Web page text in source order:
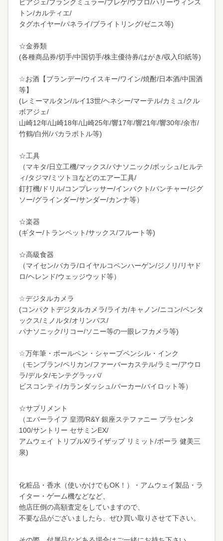
ピアジェ/フランクミュラー/ブレゲ/ウブロ/ハリーウィンス
トン/カルティエ/
タグホイヤー/パネライ/ブライトリング/ゼニス等)
☆金券類
(各種商品券/切手/中国切手/株主優待券/はがき/収入印紙等)
☆お酒【ブランデー/ウイスキー/ワイン/焼酎/日本酒/中国酒
等】
(レミーマルタン/ルイ13世/ヘネシー/マーテル/カミュ/クル
ボアジェ/
山崎12年/山崎18年/山崎25年/響17年/響21年/響30年/余市/
竹鶴/白州/バカラボトル等)
☆工具
（マキタ/日立工機/マックス/パナソニック/ボッシュ/ヒルテ
ィ/タジマ/ミツトヨなどのエアー工具/
釘打機/ドリル/コンプレッサー/インパクト/パンチャー/ジグ
ソー/グラインダー/サンダー/カンナ等）
☆楽器
(ギター/トランペット/サックス/フルート等)
☆高級食器
（マイセン/バカラ/ロイヤルコペンハーゲン/ジノリ/リヤド
ロ/ヘレンド/ウェッジウッド等）
☆デジタルカメラ
(コンパクトデジタルカメラ/ライカ/キャノン/ニコン/ペンタ
ックス/ミノルタ/オリンパス/
パナソニック/リコー/ソニー等の一眼レフカメラ等)
☆万年筆・ボールペン・シャープペンシル・インク
（モンブラン/ペリカン/ファーバーカステル/ラミー/アウロ
ラ/デルタ/モンテグラッパ/
ビスコンティ/カランダッシュ/パーカー/パイロット等）
☆サプリメント
（エバーライフ 皇潤/R&Y 銀座ステファニー プラセンタ
100/サントリー セサミンEX/
アムウェイ トリプルX/ライザップ リミット/ポーラ 健美三
泉)
化粧品・香水（使いかけでもOK！）・アムウェイ製品・ラ
イター・ゲーム機などなど、
他店圧倒の高額査定をしていますので、
不要な品がございましたら、ぜひ買い取りさせて下さい。